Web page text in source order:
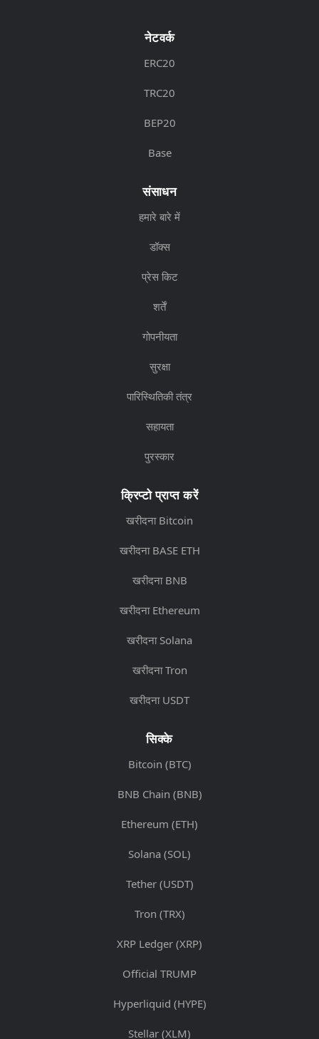
नेटवर्क
ERC20
TRC20
BEP20
Base
संसाधन
हमारे बारे में
डॉक्स
प्रेस किट
शर्तें
गोपनीयता
सुरक्षा
पारिस्थितिकी तंत्र
सहायता
पुरस्कार
क्रिप्टो प्राप्त करें
खरीदना Bitcoin
खरीदना BASE ETH
खरीदना BNB
खरीदना Ethereum
खरीदना Solana
खरीदना Tron
खरीदना USDT
सिक्के
Bitcoin (BTC)
BNB Chain (BNB)
Ethereum (ETH)
Solana (SOL)
Tether (USDT)
Tron (TRX)
XRP Ledger (XRP)
Official TRUMP
Hyperliquid (HYPE)
Stellar (XLM)